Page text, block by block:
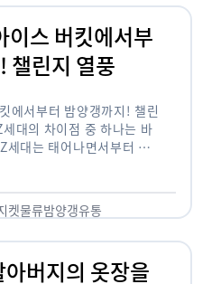
스 버킷에서부
챌린지 열풍
에서부터 밤양갱까지! 챌린
대의 차이점 중 하나는 바
세대는 태어나면서부터 디
켓물류밤양갱유통
버지의 옷장을